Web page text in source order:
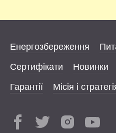
Енергозбереження
Сертифікати
Новинки
Гарантії
Місія і